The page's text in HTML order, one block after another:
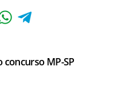
MP-SP